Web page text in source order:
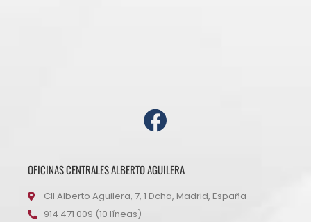
OFICINAS CENTRALES ALBERTO AGUILERA
Cll Alberto Aguilera, 7, 1 Dcha, Madrid, España
914 471 009 (10 líneas)